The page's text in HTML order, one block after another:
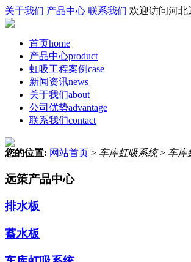
关于我们 产品中心 联系我们 欢迎访问河北
首页home
产品中心product
虹吸工程案例case
新闻资讯news
关于我们about
公司优势advantage
联系我们contact
您的位置: 网站首页 > 车库虹吸系统 > 车库
远策产品中心
排水板
蓄水板